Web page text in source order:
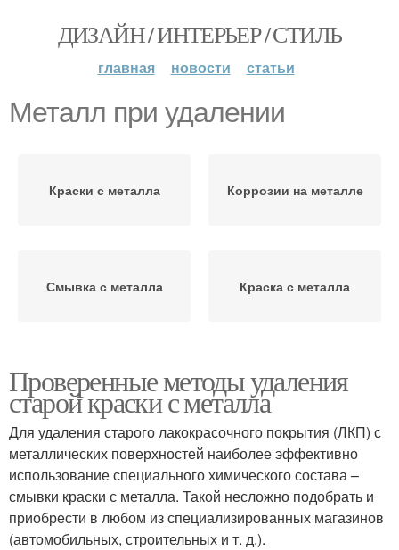
ДИЗАЙН / ИНТЕРЬЕР / СТИЛЬ
главная новости статьи
Металл при удалении
Краски с металла Коррозии на металле
Смывка с металла Краска с металла
Проверенные методы удаления
старой краски с металла
Для удаления старого лакокрасочного покрытия (ЛКП) с
металлических поверхностей наиболее эффективно
использование специального химического состава –
смывки краски с металла. Такой несложно подобрать и
приобрести в любом из специализированных магазинов
(автомобильных, строительных и т. д.).